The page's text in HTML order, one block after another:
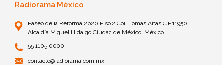
Radiorama México
Paseo de la Reforma 2620 Piso 2 Col. Lomas Altas C.P.11950
Alcaldía Miguel Hidalgo Ciudad de México, México
55 1105 0000
contacto@radiorama.com.mx